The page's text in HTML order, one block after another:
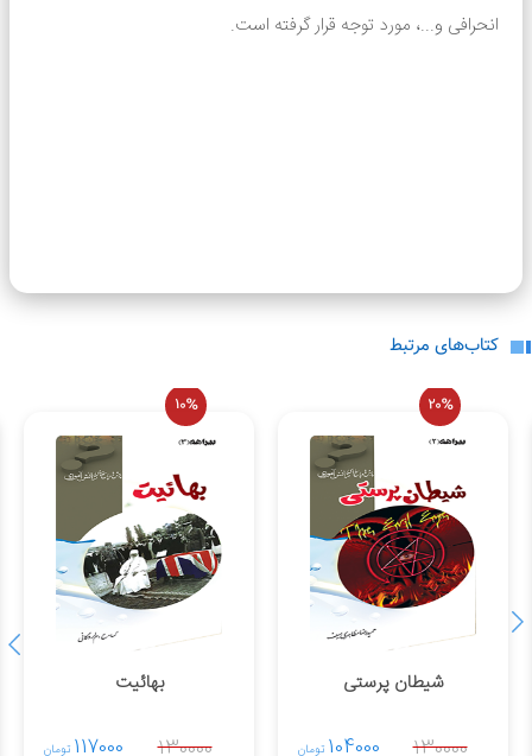
انحرافی و...، مورد توجه قرار گرفته است.
نمایید.
کتاب‌های مرتبط
20%
شیطان پرستی
104000 تومان 130000
10%
بهائیت
117000 تومان 130000